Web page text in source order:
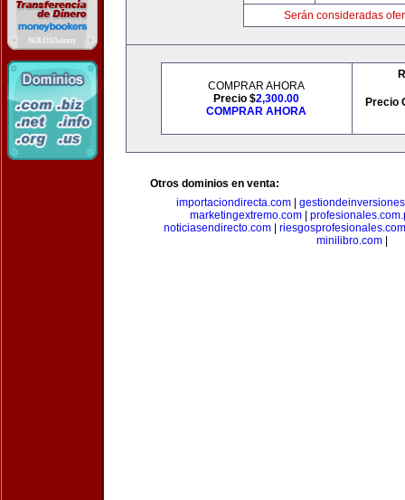
Serán consideradas
COMPRAR AHORA
Precio $2,300.00
COMPRAR AHORA
Precio
Otros dominios en venta:
importaciondirecta.com
marketingextremo.com|
noticiasendirecto.com
riesgosprofesionales.com
minilibro.com|